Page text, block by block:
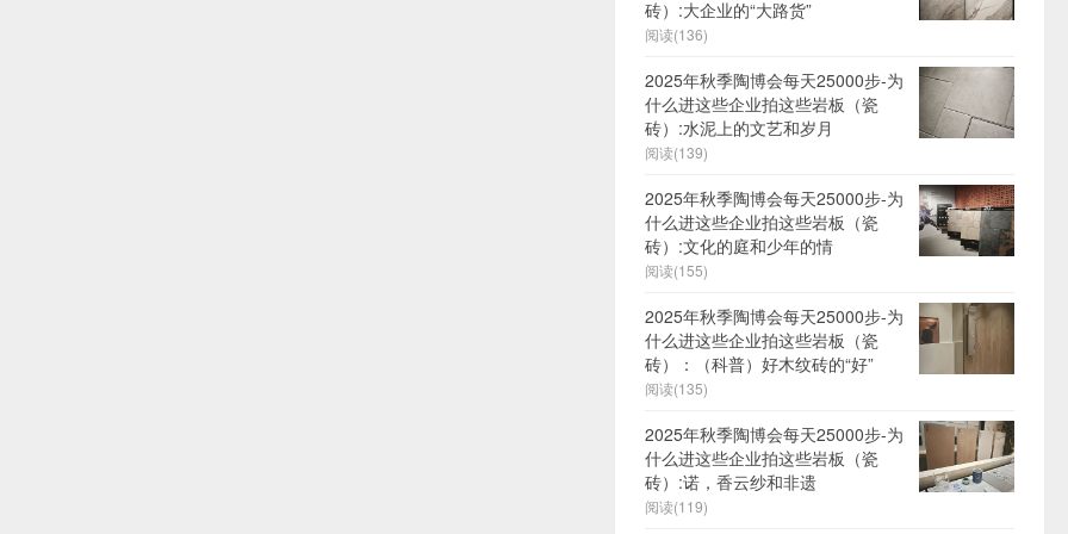
砖）:大企业的“大路货”
阅读(136)
2025年秋季陶博会每天25000步-为
什么进这些企业拍这些岩板（瓷
砖）:水泥上的文艺和岁月
阅读(139)
2025年秋季陶博会每天25000步-为
什么进这些企业拍这些岩板（瓷
砖）:文化的庭和少年的情
阅读(155)
2025年秋季陶博会每天25000步-为
什么进这些企业拍这些岩板（瓷
砖）：（科普）好木纹砖的“好”
阅读(135)
2025年秋季陶博会每天25000步-为
什么进这些企业拍这些岩板（瓷
砖）:诺，香云纱和非遗
阅读(119)